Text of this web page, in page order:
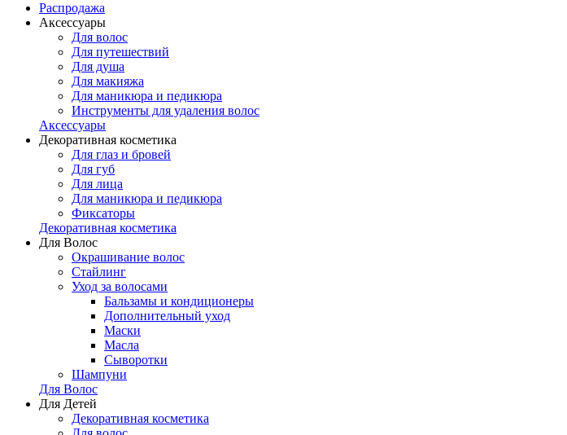
Распродажа
Аксессуары
Для волос
Для путешествий
Для душа
Для макияжа
Для маникюра и педикюра
Инструменты для удаления волос
Аксессуары
Декоративная косметика
Для глаз и бровей
Для губ
Для лица
Для маникюра и педикюра
Фиксаторы
Декоративная косметика
Для Волос
Окрашивание волос
Стайлинг
Уход за волосами
Бальзамы и кондиционеры
Дополнительный уход
Маски
Масла
Сыворотки
Шампуни
Для Волос
Для Детей
Декоративная косметика